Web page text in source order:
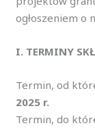
ogłoszeniem o
I. TERMINY
Termin, od
2025 r.
Termin, do